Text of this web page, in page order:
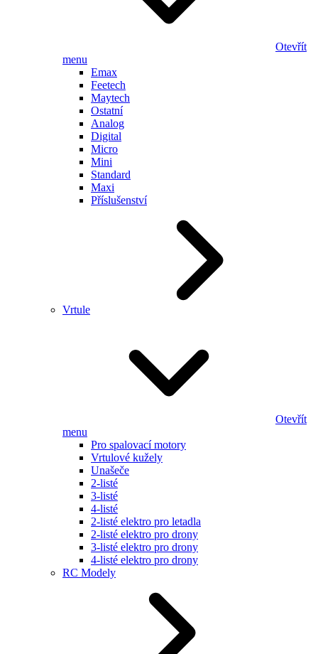
Otevřít
menu
Emax
Feetech
Maytech
Ostatní
Analog
Digital
Micro
Mini
Standard
Maxi
Příslušenství
Vrtule
Otevřít
menu
Pro spalovací motory
Vrtulové kužely
Unašeče
2-listé
3-listé
4-listé
2-listé elektro pro letadla
2-listé elektro pro drony
3-listé elektro pro drony
4-listé elektro pro drony
RC Modely